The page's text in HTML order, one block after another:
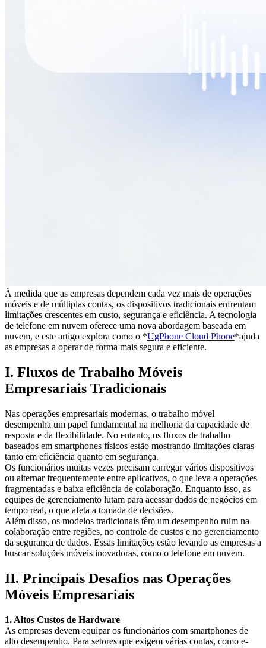
À medida que as empresas dependem cada vez mais de operações
móveis e de múltiplas contas, os dispositivos tradicionais enfrentam
limitações crescentes em custo, segurança e eficiência. A tecnologia
de telefone em nuvem oferece uma nova abordagem baseada em
nuvem, e este artigo explora como o *UgPhone Cloud Phone*ajuda
as empresas a operar de forma mais segura e eficiente.
I. Fluxos de Trabalho Móveis
Empresariais Tradicionais
Nas operações empresariais modernas, o trabalho móvel
desempenha um papel fundamental na melhoria da capacidade de
resposta e da flexibilidade. No entanto, os fluxos de trabalho
baseados em smartphones físicos estão mostrando limitações claras
tanto em eficiência quanto em segurança.
Os funcionários muitas vezes precisam carregar vários dispositivos
ou alternar frequentemente entre aplicativos, o que leva a operações
fragmentadas e baixa eficiência de colaboração. Enquanto isso, as
equipes de gerenciamento lutam para acessar dados de negócios em
tempo real, o que afeta a tomada de decisões.
Além disso, os modelos tradicionais têm um desempenho ruim na
colaboração entre regiões, no controle de custos e no gerenciamento
da segurança de dados. Essas limitações estão levando as empresas a
buscar soluções móveis inovadoras, como o telefone em nuvem.
II. Principais Desafios nas Operações
Móveis Empresariais
1. Altos Custos de Hardware
As empresas devem equipar os funcionários com smartphones de
alto desempenho. Para setores que exigem várias contas, como e-